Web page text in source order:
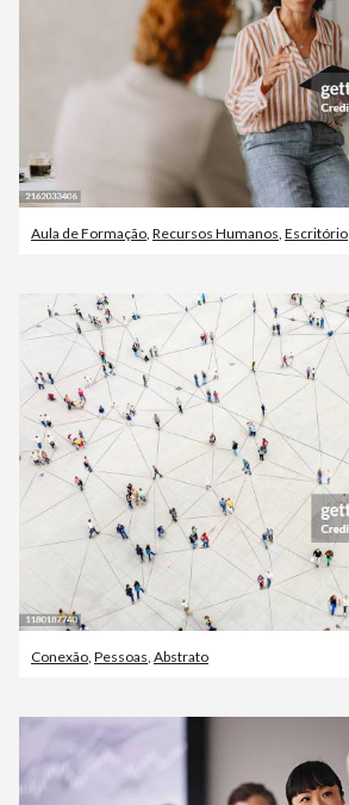
Aula de Formação Recursos Humanos Escritório
Conexão, Pessoas, Abstrato